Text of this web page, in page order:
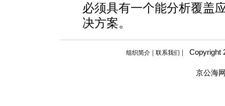
必须具有一个能分析覆盖
决方案。
组织简介 | 联系我们 | Copyright
京公海